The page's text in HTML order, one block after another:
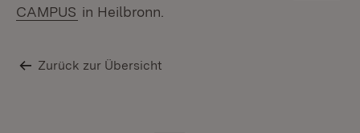
CAMPUS (Öffnet in neuem Fenster)
in Heilbronn.
Zurück zur Übersicht